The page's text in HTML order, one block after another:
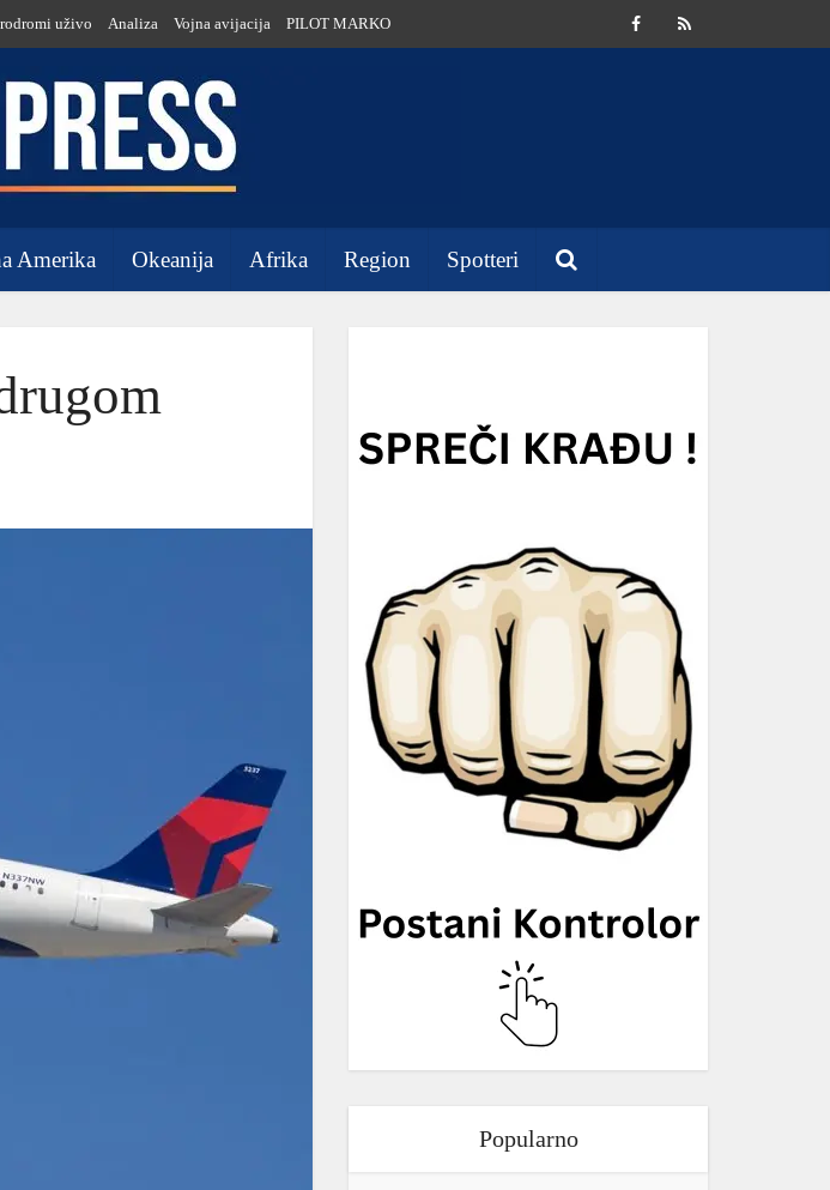
uživo Analiza Vojna avijacija PILOT MARKO
Amerika Okeanija Afrika Region Spotteri
Popularno